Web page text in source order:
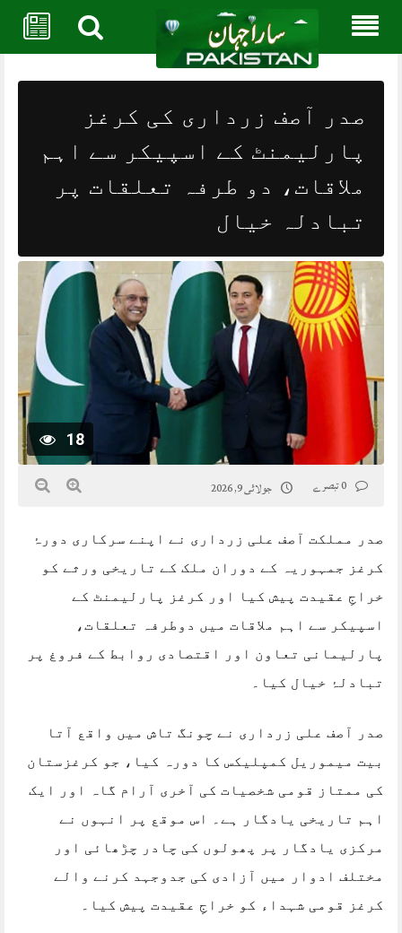
content
صدر آصف زرداری کی کرغز
پارلیمنٹ کے اسپیکر سے اہم
ملاقات، دو طرفہ تعلقات پر
تبادلہ خیال
18
جولائی 9, 2026
صدر مملکت آصف علی زرداری نے اپنے سرکاری دورۂ
کرغز جمہوریہ کے دوران ملک کے تاریخی ورثے کو
خراجِ عقیدت پیش کیا اور کرغز پارلیمنٹ کے
اسپیکر سے اہم ملاقات میں دوطرفہ تعلقات،
پارلیمانی تعاون اور اقتصادی روابط کے فروغ پر
تبادلۂ خیال کیا۔
صدر آصف علی زرداری نے چونگ تاش میں واقع آتا
بیت میموریل کمپلیکس کا دورہ کیا، جو کرغزستان
کی ممتاز قومی شخصیات کی آخری آرام گاہ اور ایک
اہم تاریخی یادگار ہے۔ اس موقع پر انہوں نے
مرکزی یادگار پر پھولوں کی چادر چڑھائی اور
مختلف ادوار میں آزادی کی جدوجہد کرنے والے
کرغز قومی شہداء کو خراجِ عقیدت پیش کیا۔